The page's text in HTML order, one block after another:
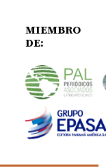
MIEMBRO
DE: